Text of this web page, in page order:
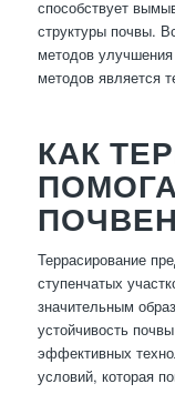
способствует
структуры почвы.
методов
методов является
КАК
Террасирование
ступенчатых
значительным
устойчивость
эффективных
условий, которая